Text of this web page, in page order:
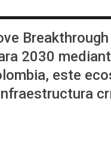
2030
este